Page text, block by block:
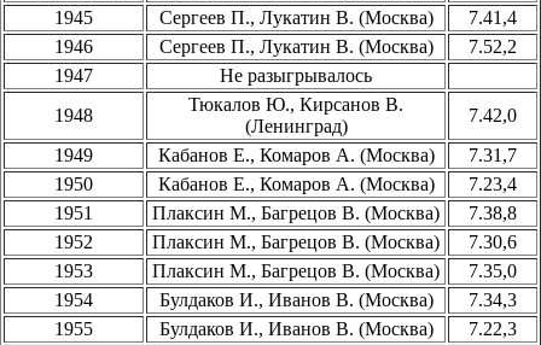
1945
Сергеев П., Лукатин В. (Москва)
7.41,4
1946
Сергеев П., Лукатин В. (Москва)
7.52,2
1947
Не разыгрывалось
1948
Тюкалов Ю., Кирсанов В.
(Ленинград)
7.42,0
1949
Кабанов Е., Комаров А. (Москва)
7.31,7
1950
Кабанов Е., Комаров А. (Москва)
7.23,4
1951
Плаксин М., Багрецов В. (Москва)
7.38,8
1952
Плаксин М., Багрецов В. (Москва)
7.30,6
1953
Плаксин М., Багрецов В. (Москва)
7.35,0
1954
Булдаков И., Иванов В. (Москва)
7.34,3
1955
Булдаков И., Иванов В. (Москва)
7.22,3